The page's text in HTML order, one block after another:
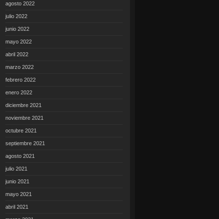
agosto 2022
julio 2022
junio 2022
mayo 2022
abril 2022
marzo 2022
febrero 2022
enero 2022
diciembre 2021
noviembre 2021
octubre 2021
septiembre 2021
agosto 2021
julio 2021
junio 2021
mayo 2021
abril 2021